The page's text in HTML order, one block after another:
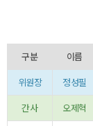
구분 이름
위원장
정성필
간사
오제혁